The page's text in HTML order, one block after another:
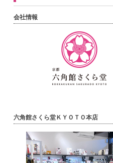
会社情報
六角館さくら堂ＫＹＯＴＯ本店